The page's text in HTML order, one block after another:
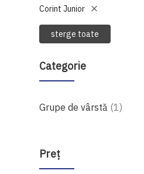
Corint Junior
sterge toate
Categorie
Grupe de vârstă 1produs
Preţ